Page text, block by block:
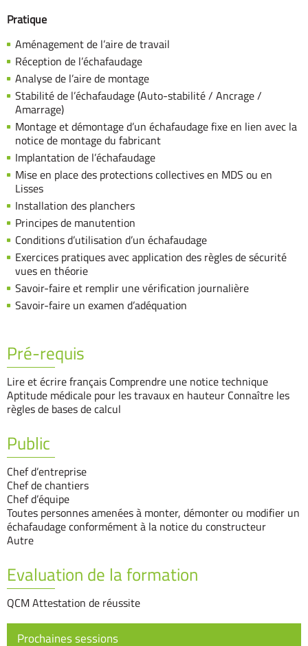
Pratique
Aménagement de l’aire de travail
Réception de l’échafaudage
Analyse de l’aire de montage
Stabilité de l’échafaudage (Auto-stabilité / Ancrage /
Amarrage)
Montage et démontage d’un échafaudage fixe en lien avec la
notice de montage du fabricant
Implantation de l’échafaudage
Mise en place des protections collectives en MDS ou en
Lisses
Installation des planchers
Principes de manutention
Conditions d’utilisation d’un échafaudage
Exercices pratiques avec application des règles de sécurité
vues en théorie
Savoir-faire et remplir une vérification journalière
Savoir-faire un examen d’adéquation
Pré-requis
Lire et écrire français Comprendre une notice technique
Aptitude médicale pour les travaux en hauteur Connaître les
règles de bases de calcul
Public
Chef d’entreprise
Chef de chantiers
Chef d’équipe
Toutes personnes amenées à monter, démonter ou modifier un
échafaudage conformément à la notice du constructeur
Autre
Evaluation de la formation
QCM Attestation de réussite
Prochaines sessions